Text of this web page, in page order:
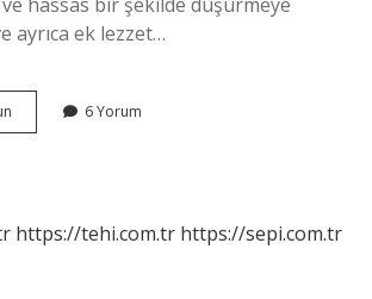
ayrıca ek lezzet…
Süt
6 Yorum
https://tehi.com.tr https://sepi.com.tr